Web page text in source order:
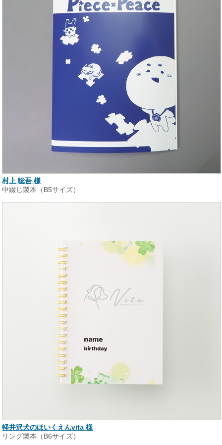
村上 聡吾 様
中綴じ製本（B5サイズ）
軽井沢犬のほいくえんvita 様
リング製本（B6サイズ）